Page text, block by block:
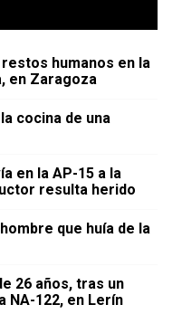
humanos en la
en Zaragoza
cocina de una
en la AP-15 a la
resulta herido
que huía de la
26 años, tras un
NA-122, en Lerín